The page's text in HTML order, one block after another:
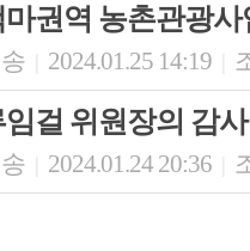
마권역 농촌관광사
2024.01.25 14:19
임걸 위원장의 감
2024.01.24 20:36